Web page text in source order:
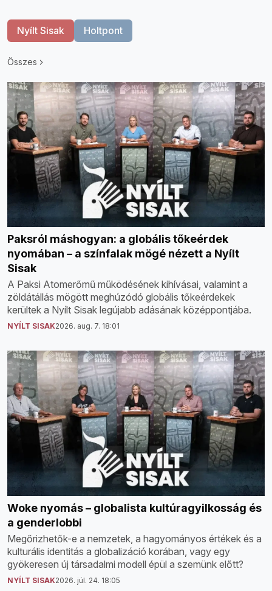
Nyílt Sisak Holtpont
Összes
Paksról máshogyan: a globális tőkeérdek
nyomában – a színfalak mögé nézett a Nyílt
Sisak
A Paksi Atomerőmű működésének kihívásai, valamint a
zöldátállás mögött meghúzódó globális tőkeérdekek
kerültek a Nyílt Sisak legújabb adásának középpontjába.
NYÍLT SISAK2026. aug. 7. 18:01
Woke nyomás – globalista kultúragyilkosság és
a genderlobbi
Megőrizhetők-e a nemzetek, a hagyományos értékek és a
kulturális identitás a globalizáció korában, vagy egy
gyökeresen új társadalmi modell épül a szemünk előtt?
NYÍLT SISAK2026. júl. 24. 18:05